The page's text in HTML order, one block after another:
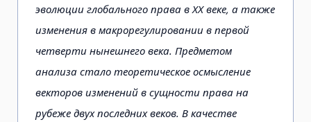
эволюции глобального права в ХХ веке, а также
изменения в макрорегулировании в первой
четверти нынешнего века. Предметом
анализа стало теоретическое осмысление
векторов изменений в сущности права на
рубеже двух последних веков. В качестве